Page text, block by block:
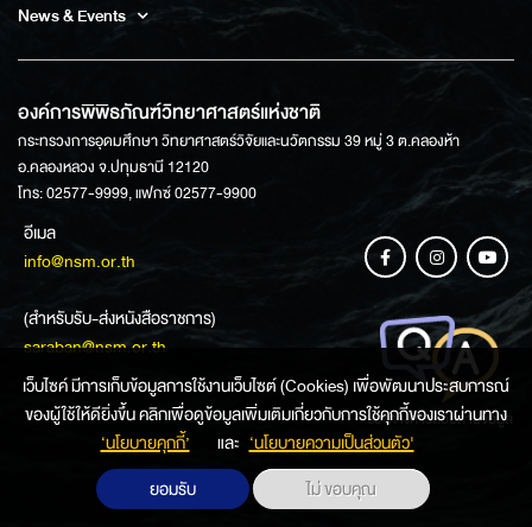
News & Events
องค์การพิพิธภัณฑ์วิทยาศาสตร์แห่งชาติ
กระทรวงการอุดมศึกษา วิทยาศาสตร์วิจัยและนวัตกรรม 39 หมู่ 3 ต.คลองห้า
อ.คลองหลวง จ.ปทุมธานี 12120
โทร: 02577-9999, แฟกซ์ 02577-9900
อีเมล
info@nsm.or.th
(สำหรับรับ-ส่งหนังสือราชการ)
saraban@nsm.or.th
ช่องทางการสอบถามข้อมูล
เว็บไซค์ มีการเก็บข้อมูลการใช้งานเว็บไซต์ (Cookies) เพื่อพัฒนาประสบการณ์
ของผู้ใช้ให้ดียิ่งขึ้น คลิกเพื่อดูข้อมูลเพิ่มเติมเกี่ยวกับการใช้คุกกี้ของเราผ่านทาง
‘นโยบายคุกกี้’
และ ‘นโยบายความเป็นส่วนตัว'
ยอมรับ
ไม่ ขอบคุณ